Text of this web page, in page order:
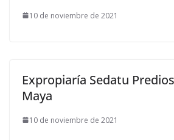
10 de noviembre de 2021
Expropiaría Sedatu
Maya
10 de noviembre de 2021